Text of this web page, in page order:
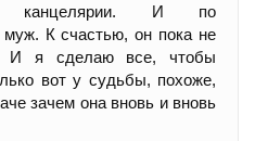
канцелярии. И по
К счастью, он пока не
И я сделаю все, чтобы
вот у судьбы, похоже,
зачем она вновь и вновь